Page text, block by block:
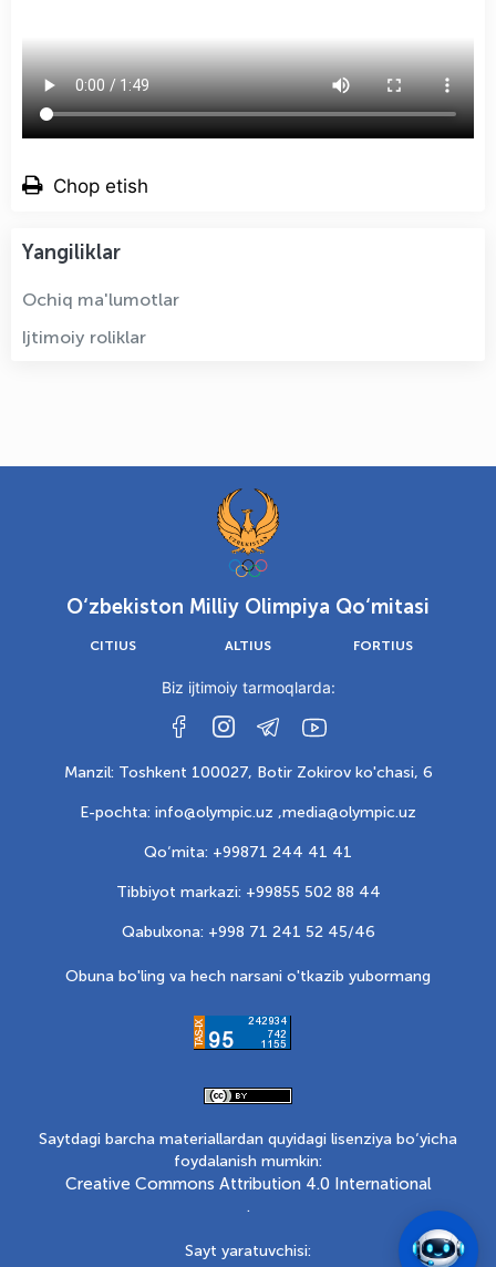
Chop etish
Yangiliklar
Ochiq ma'lumotlar
Ijtimoiy roliklar
O‘zbekiston Milliy Olimpiya Qo‘mitasi
CITIUS ALTIUS FORTIUS
Biz ijtimoiy tarmoqlarda:
Manzil: Toshkent 100027, Botir Zokirov ko'chasi, 6
E-pochta: info@olympic.uz ,media@olympic.uz
Qo‘mita: +99871 244 41 41
Tibbiyot markazi: +99855 502 88 44
Qabulxona: +998 71 241 52 45/46
Obuna bo'ling va hech narsani o'tkazib yubormang
Saytdagi barcha materiallardan quyidagi lisenziya bo‘yicha
foydalanish mumkin:
Creative Commons Attribution 4.0 International
.
Sayt yaratuvchisi: